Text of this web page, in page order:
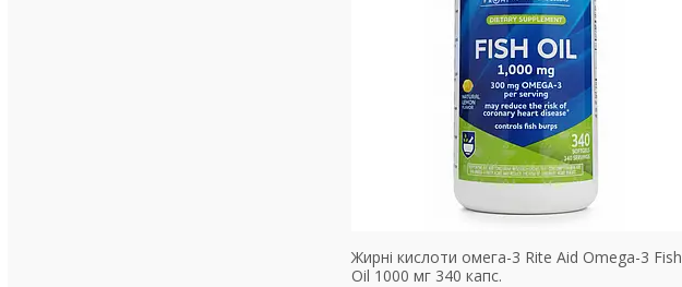
Жирні кислоти омега-3 Rite Aid Omega-3 Fish
Oil 1000 мг 340 капс.